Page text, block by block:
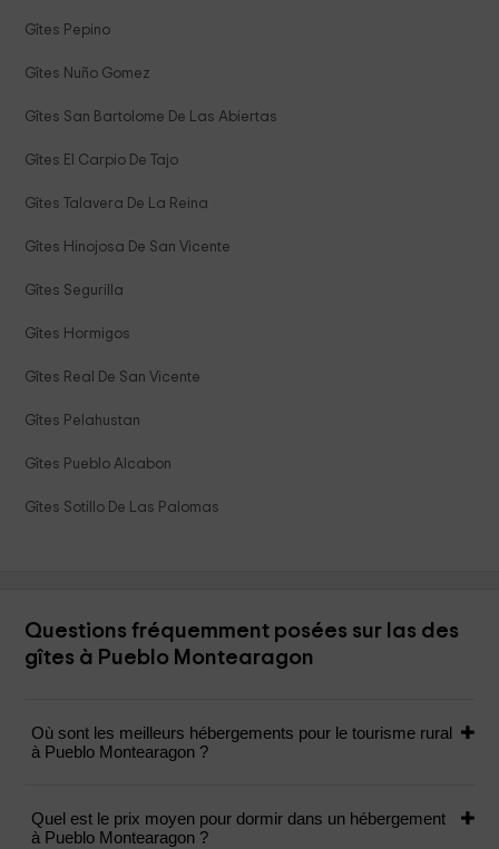
Gîtes Pepino
Gîtes Nuño Gomez
Gîtes San Bartolome De Las Abiertas
Gîtes El Carpio De Tajo
Gîtes Talavera De La Reina
Gîtes Hinojosa De San Vicente
Gîtes Segurilla
Gîtes Hormigos
Gîtes Real De San Vicente
Gîtes Pelahustan
Gîtes Pueblo Alcabon
Gîtes Sotillo De Las Palomas
Questions fréquemment posées sur las des
gîtes à Pueblo Montearagon
Où sont les meilleurs hébergements pour le tourisme rural
à Pueblo Montearagon ?
Quel est le prix moyen pour dormir dans un hébergement
à Pueblo Montearagon ?